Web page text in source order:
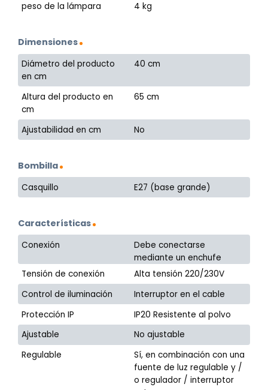
peso de la lámpara
4 kg
Dimensiones
Diámetro del producto
en cm
40 cm
Altura del producto en
cm
65 cm
Ajustabilidad en cm No
Bombilla
Casquillo E27 (base grande)
Características
Conexión
Debe conectarse
mediante un enchufe
Tensión de conexión
Alta tensión 220/230V
Control de iluminación
Interruptor en el cable
Protección IP
IP20 Resistente al polvo
Ajustable
No ajustable
Regulable
Sí, en combinación con una
fuente de luz regulable y /
o regulador / interruptor